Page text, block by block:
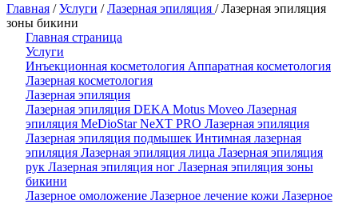
Главная /Услуги /Лазерная эпиляция /Лазерная эпиляция
зоны бикини
Главная страница
Услуги
Инъекционная косметология Аппаратная косметология
Лазерная косметология
Лазерная эпиляция
Лазерная эпиляция DEKA Motus Moveo Лазерная
эпиляция MeDioStar NeXT PRO Лазерная эпиляция
Лазерная эпиляция подмышек Интимная лазерная
эпиляция Лазерная эпиляция лица Лазерная эпиляция
рук Лазерная эпиляция ног Лазерная эпиляция зоны
бикини
Лазерное омоложение Лазерное лечение кожи Лазерное